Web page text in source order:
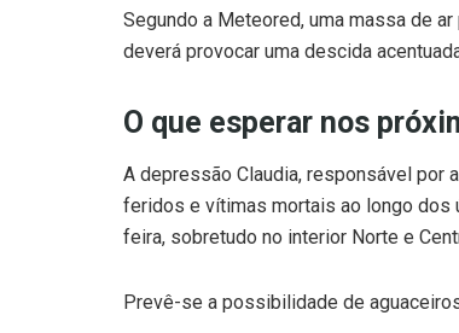
Segundo a Meteored, uma massa de
deverá provocar uma descida
O que esperar nos
A depressão Claudia, responsável por
feridos e vítimas mortais ao longo dos
feira, sobretudo no interior Norte e
Prevê-se a possibilidade de